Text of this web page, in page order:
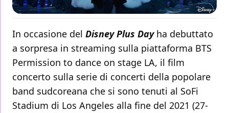
In occasione del Disney Plus Dayha debuttato
a sorpresa in streaming sulla piattaforma BTS
Permission to dance on stage LA, il film
concerto sulla serie di concerti della popolare
band sudcoreana che si sono tenuti al SoFi
Stadium di Los Angeles alla fine del 2021 (27-